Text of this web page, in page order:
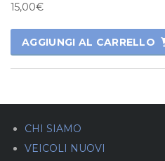
15,00€
AGGIUNGI AL CARRELLO
CHI SIAMO
VEICOLI NUOVI